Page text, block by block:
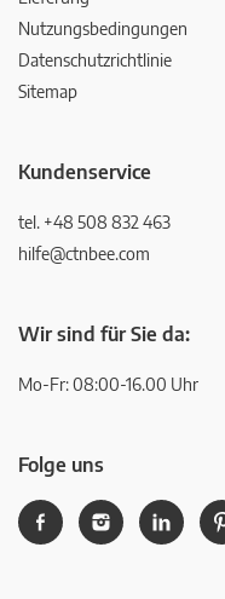
Nutzungsbedingungen
Datenschutzrichtlinie
Sitemap
Kundenservice
tel. +48 508 832 463
hilfe@ctnbee.com
Wir sind für Sie da:
Mo-Fr: 08:00-16.00 Uhr
Folge uns